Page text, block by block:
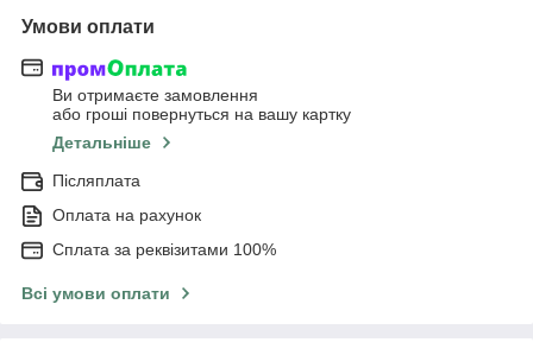
Умови оплати
Ви отримаєте замовлення
або гроші повернуться на вашу картку
Детальніше
Післяплата
Оплата на рахунок
Сплата за реквізитами 100%
Всі умови оплати